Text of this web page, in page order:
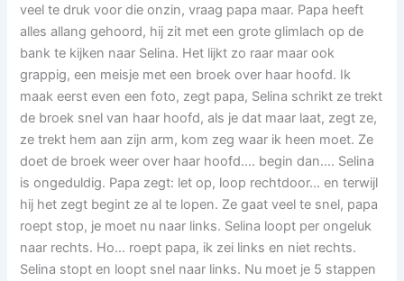
veel te druk voor die onzin, vraag papa maar. Papa heeft
alles allang gehoord, hij zit met een grote glimlach op de
bank te kijken naar Selina. Het lijkt zo raar maar ook
grappig, een meisje met een broek over haar hoofd. Ik
maak eerst even een foto, zegt papa, Selina schrikt ze trekt
de broek snel van haar hoofd, als je dat maar laat, zegt ze,
ze trekt hem aan zijn arm, kom zeg waar ik heen moet. Ze
doet de broek weer over haar hoofd…. begin dan…. Selina
is ongeduldig. Papa zegt: let op, loop rechtdoor… en terwijl
hij het zegt begint ze al te lopen. Ze gaat veel te snel, papa
roept stop, je moet nu naar links. Selina loopt per ongeluk
naar rechts. Ho… roept papa, ik zei links en niet rechts.
Selina stopt en loopt snel naar links. Nu moet je 5 stappen